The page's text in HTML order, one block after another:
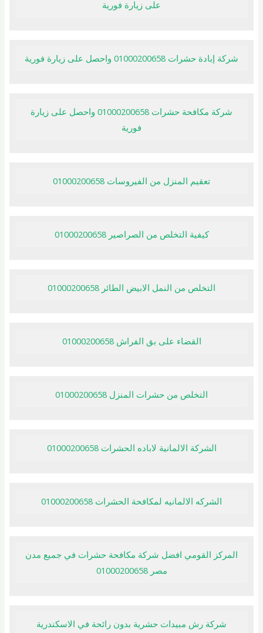
على زيارة فورية
شركة إبادة حشرات 01000200658 واحصل على زيارة فورية
شركة مكافحة حشرات 01000200658 واحصل على زيارة
فورية
تعقيم المنزل من الفيروسات 01000200658
كيفية التخلص من الصراصير 01000200658
التخلص من النمل الابيض الطائر 01000200658
القضاء على بق الفراش 01000200658
التخلص من حشرات المنزل 01000200658
الشركة الالمانية لاباده الحشرات 01000200658
الشركه الالمانيه لمكافحة الحشرات 01000200658
المركز القومي افضل شركة مكافحة حشرات في جميع مدن
مصر 01000200658
شركة رش مبيدات حشرية بدون رائحة في الاسكندرية